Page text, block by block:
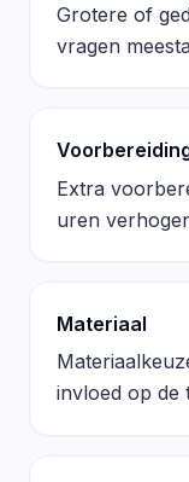
Grotere of
vragen
Extra
uren
Materiaal
invloed op de